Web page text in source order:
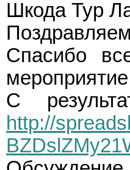
Шкода Тур
Спасибо
С
http://